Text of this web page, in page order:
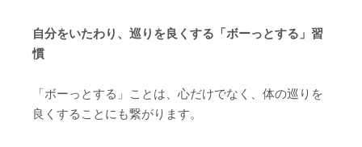
自分をいたわり、巡りを良くする「ボーっとする」習
慣
「ボーっとする」ことは、心だけでなく、体の巡りを
良くすることにも繋がります。